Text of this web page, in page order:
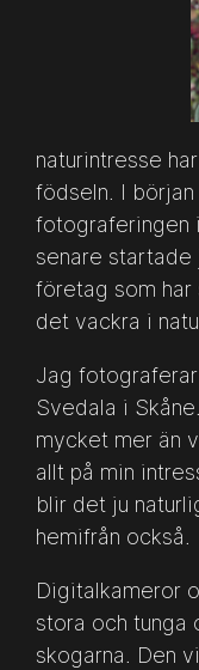
naturintresse
födseln. I
fotograferingen
senare startade
företag som
det vackra i
Jag
Svedala i
mycket mer än
allt på min
blir det ju
hemifrån också.
Digitalkameror
stora och tunga
skogarna. Den